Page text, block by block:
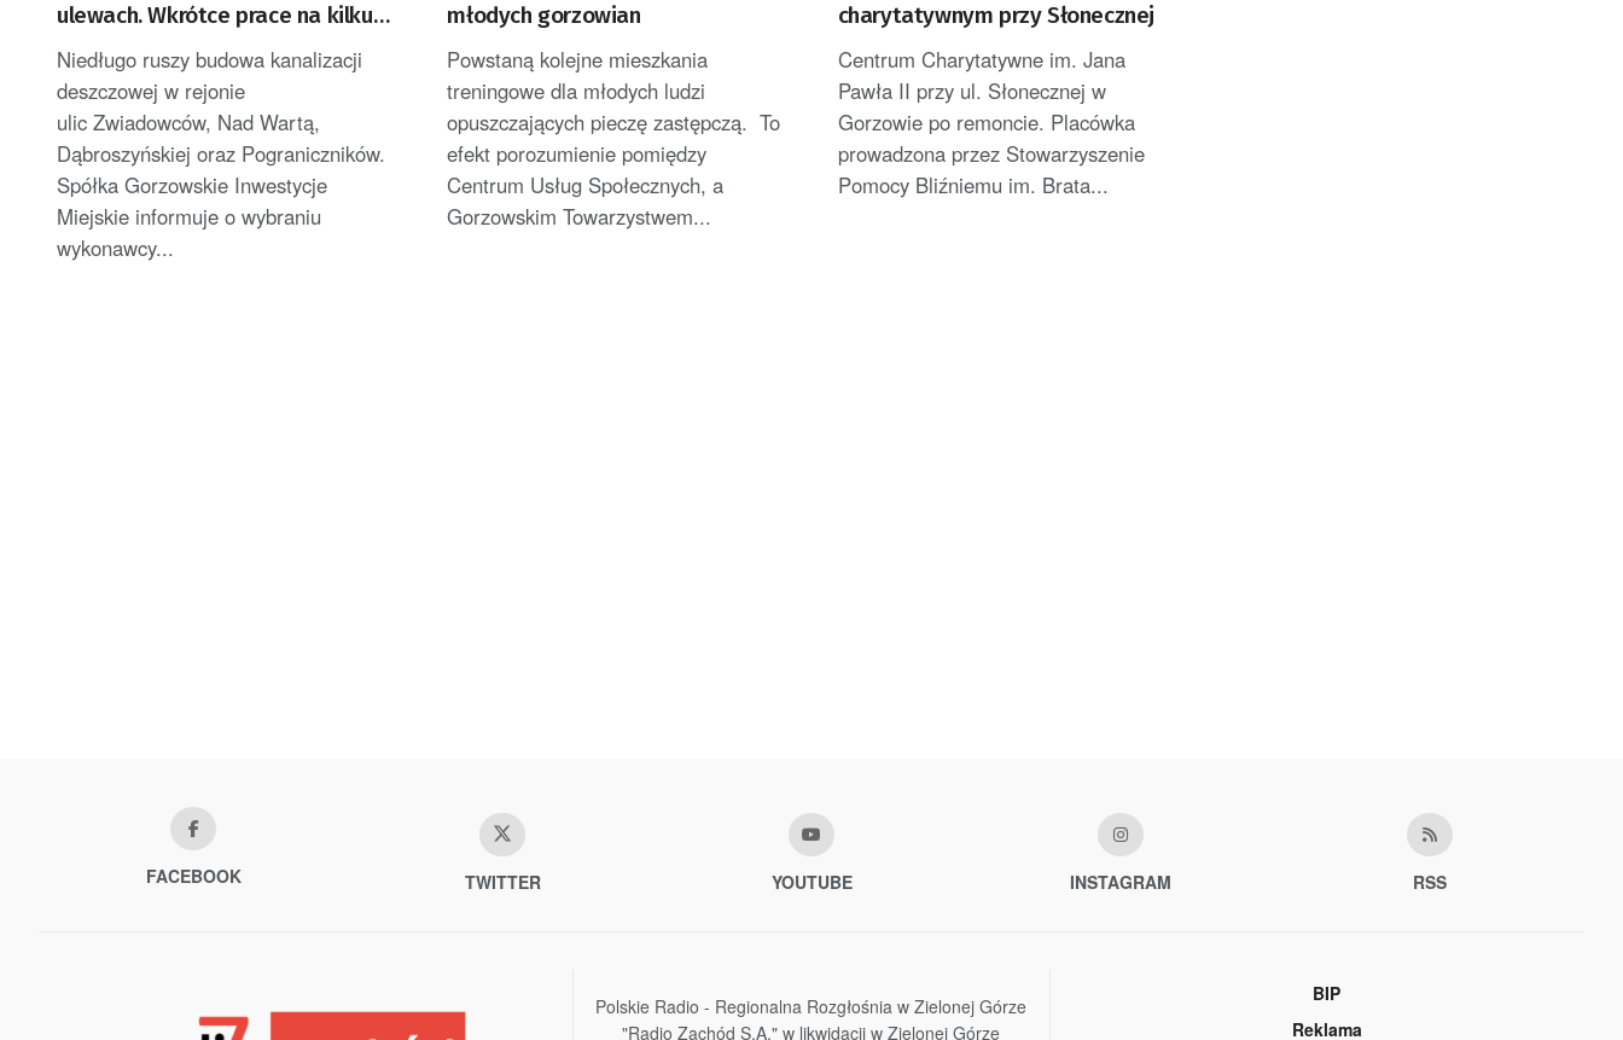
ulewach. Wkrótce prace na kilku
ulicach Gorzowa
Niedługo ruszy budowa kanalizacji
deszczowej w rejonie
ulic Zwiadowców, Nad Wartą,
Dąbroszyńskiej oraz Pograniczników.
Spółka Gorzowskie Inwestycje
Miejskie informuje o wybraniu
wykonawcy...
młodych gorzowian
Powstaną kolejne mieszkania
treningowe dla młodych ludzi
opuszczających pieczę zastępczą. To
efekt porozumienie pomiędzy
Centrum Usług Społecznych, a
Gorzowskim Towarzystwem...
charytatywnym przy Słonecznej
Centrum Charytatywne im. Jana
Pawła II przy ul. Słonecznej w
Gorzowie po remoncie. Placówka
prowadzona przez Stowarzyszenie
Pomocy Bliźniemu im. Brata...
FACEBOOK TWITTER YOUTUBE INSTAGRAM RSS
Polskie Radio - Regionalna Rozgłośnia w Zielonej Górze
"Radio Zachód S.A." w likwidacji w Zielonej Górze
BIP
Reklama